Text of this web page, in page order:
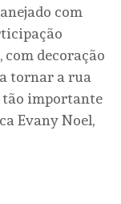
com
decoração
tornar a rua
tão importante
Evany Noel,